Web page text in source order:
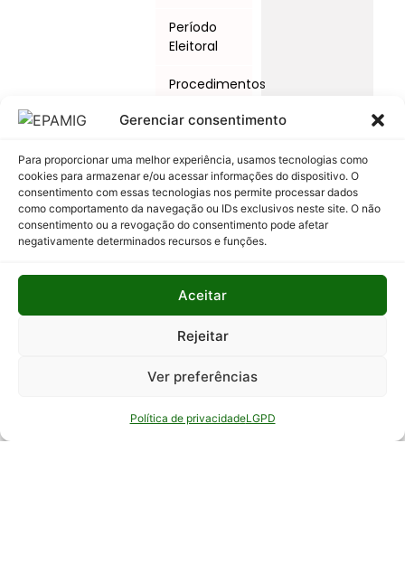
Gerenciar consentimento
Para proporcionar uma melhor experiência, usamos tecnologias como
cookies para armazenar e/ou acessar informações do dispositivo. O
consentimento com essas tecnologias nos permite processar dados
como comportamento da navegação ou IDs exclusivos neste site. O não
consentimento ou a revogação do consentimento pode afetar
negativamente determinados recursos e funções.
Aceitar
Rejeitar
Ver preferências
Política de privacidadeLGPD
Período
Eleitoral
Procedimentos
e Ações
Relatório
Anual de
Atividades
Auditoria
Interna
Relatório
Serviço de
ao Cidadão